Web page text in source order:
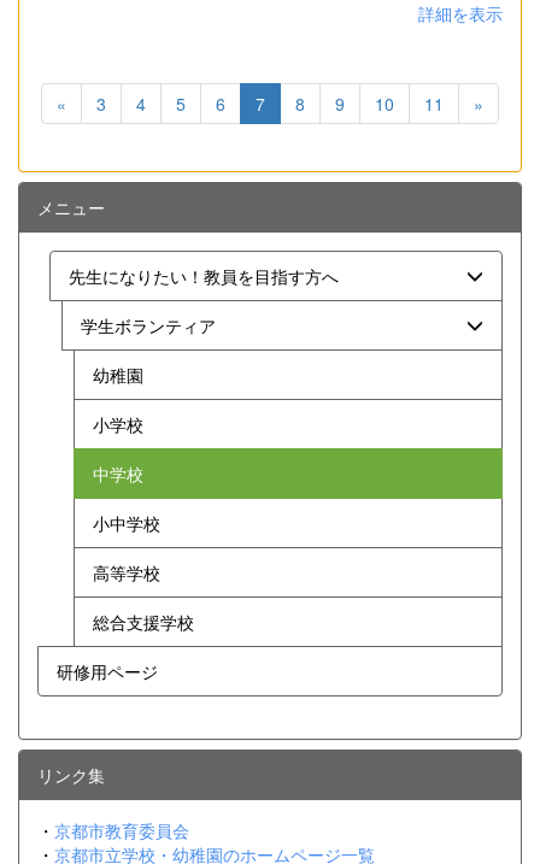
詳細を表示
« 3 4 5 6 7 8 9 10 11 »
メニュー
先生になりたい！教員を目指す方へ
学生ボランティア
幼稚園
小学校
中学校
小中学校
高等学校
総合支援学校
研修用ページ
リンク集
・ 京都市教育委員会
・ 京都市立学校・幼稚園のホームページ一覧